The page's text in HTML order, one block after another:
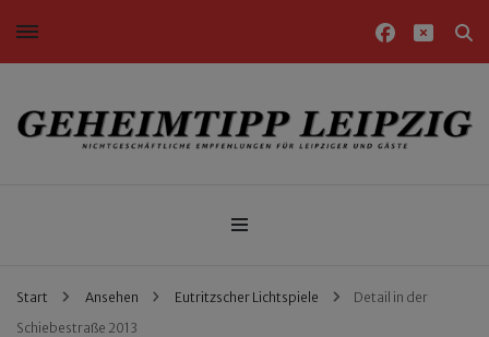
Nichtgeschäftliche Empfehlungen für Leipziger und Gäste
Start Ansehen Eutritzscher Lichtspiele
Detail in der
Schiebestraße 2013